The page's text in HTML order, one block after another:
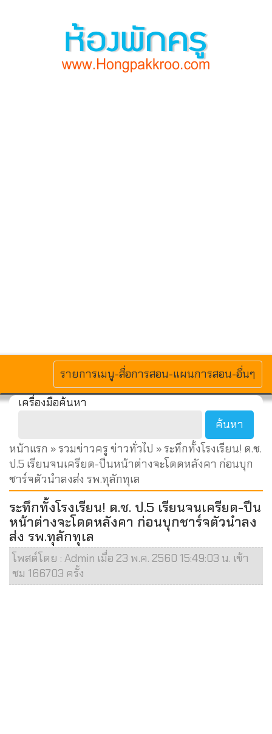
MENU
รายการเมนู-สื่อการสอน-แผนการสอน-อื่นๆ
เครื่องมือค้นหา
หน้าแรก »รวมข่าวครู ข่าวทั่วไป » ระทึกทั้งโรงเรียน! ด.ช.
ป.5 เรียนจนเครียด-ปีนหน้าต่างจะโดดหลังคา ก่อนบุก
ชาร์จตัวนำลงส่ง รพ.ทุลักทุเล
ระทึกทั้งโรงเรียน! ด.ช. ป.5 เรียนจนเครียด-ปีน
หน้าต่างจะโดดหลังคา ก่อนบุกชาร์จตัวนำลง
ส่ง รพ.ทุลักทุเล
โพสต์โดย : Admin เมื่อ 23 พ.ค. 2560 15:49:03 น. เข้า
ชม 166703 ครั้ง